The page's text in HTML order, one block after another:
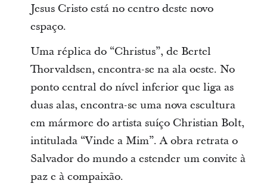
Jesus Cristo está no centro deste novo
espaço.
Uma réplica do “Christus”, de Bertel
Thorvaldsen, encontra-se na ala oeste. No
ponto central do nível inferior que liga as
duas alas, encontra-se uma nova escultura
em mármore do artista suíço Christian Bolt,
intitulada “Vinde a Mim”. A obra retrata o
Salvador do mundo a estender um convite à
paz e à compaixão.